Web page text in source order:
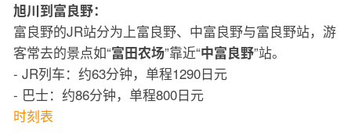
旭川到富良野：
富良野的JR站分为上富良野、中富良野与富良野站，游
客常去的景点如“富田农场”靠近“中富良野”站。
- JR列车：约63分钟，单程1290日元
- 巴士：约86分钟，单程800日元
时刻表